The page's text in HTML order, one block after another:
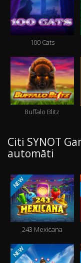
100 Cats
Buffalo Blitz
Citi SYNOT
automāti
NEW
243 Mexicana
NEW